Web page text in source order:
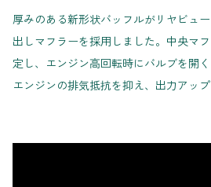
厚みのある新形状バッフルがリヤビュ
出しマフラーを採用しました。中央マ
定し、エンジン高回転時にバルブを開
エンジンの排気抵抗を抑え、出力アップ